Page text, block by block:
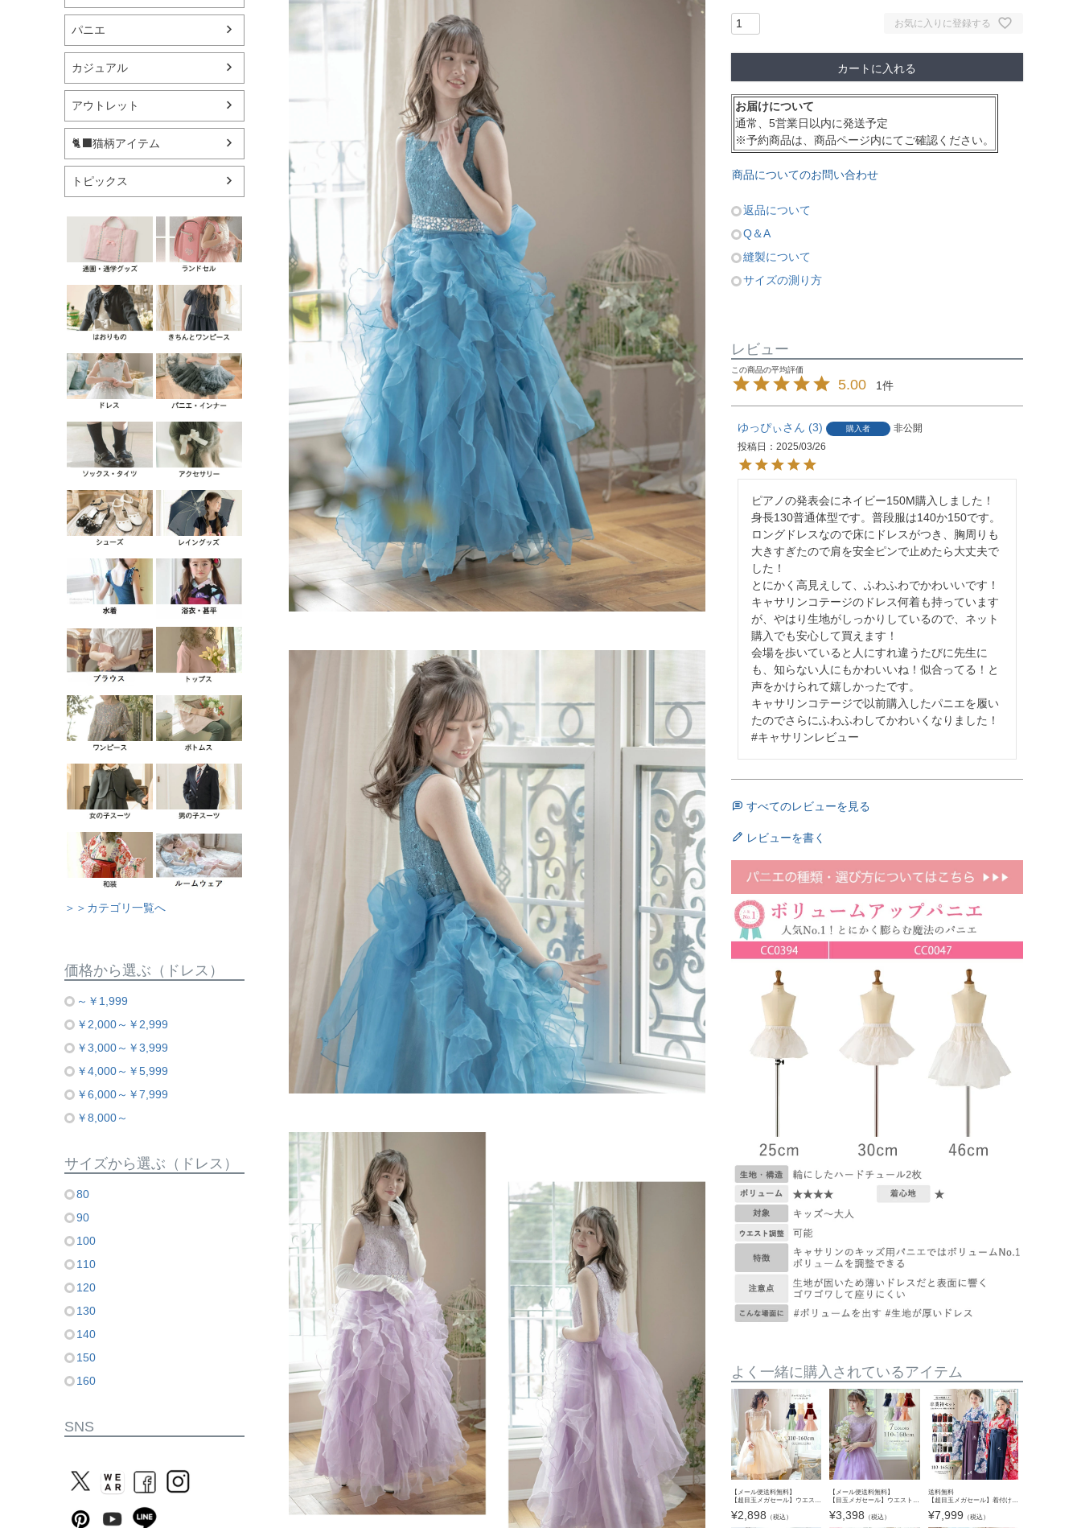
パニエ
カジュアル
アウトレット
🐈‍⬛猫柄アイテム
トピックス
＞＞カテゴリ一覧へ
価格から選ぶ（ドレス）
～￥1,999
￥2,000～￥2,999
￥3,000～￥3,999
￥4,000～￥5,999
￥6,000～￥7,999
￥8,000～
サイズから選ぶ（ドレス）
80
90
100
110
120
130
140
150
160
SNS
お気に入りに登録する
カートに入れる
お届けについて
通常、5営業日以内に発送予定
※予約商品は、商品ページ内にてご確認ください。
商品についてのお問い合わせ
返品について
Q＆A
縫製について
サイズの測り方
レビュー
5.00 1
ゆっぴぃ 3 購入者
非公開
投稿日
2025/03/26
ピアノの発表会にネイビー150M購入しました！
身長130普通体型です。普段服は140か150です。
ロングドレスなので床にドレスがつき、胸周りも
大きすぎたので肩を安全ピンで止めたら大丈夫で
した！
とにかく高見えして、ふわふわでかわいいです！
キャサリンコテージのドレス何着も持っています
が、やはり生地がしっかりしているので、ネット
購入でも安心して買えます！
会場を歩いていると人にすれ違うたびに先生に
も、知らない人にもかわいいね！似合ってる！と
声をかけられて嬉しかったです。
キャサリンコテージで以前購入したパニエを履い
たのでさらにふわふわしてかわいくなりました！
#キャサリンレビュー
すべてのレビューを見る
レビューを書く
よく一緒に購入されているアイテム
【メール便送料無料】
【超目玉メガセール】ウエストビジューのデコルテ透かしレースドレス YUP12 《メール便優先商品》
¥2,898 （税込）
【メール便送料無料】
【目玉メガセール】ウエストビジューのデコルテ透かしレースドレス キッズドレス 子供ドレス 七分袖 ピアノ発表会・結婚式 女の子フォーマル キッズ キャサリンコテージ YUP12 《メール便優
¥3,398 （税込）
送料無料
【超目玉メガセール】着付け簡単袴セット 小学校 卒業式 卒園式 年長袴 保育園 幼稚園 女の子 着付け簡単袴セット 刺繍入り 京都絵師描き下ろし本格柄 和装 着物 七五三 TAK キッズ キャサリンコテ
¥7,999 （税込）